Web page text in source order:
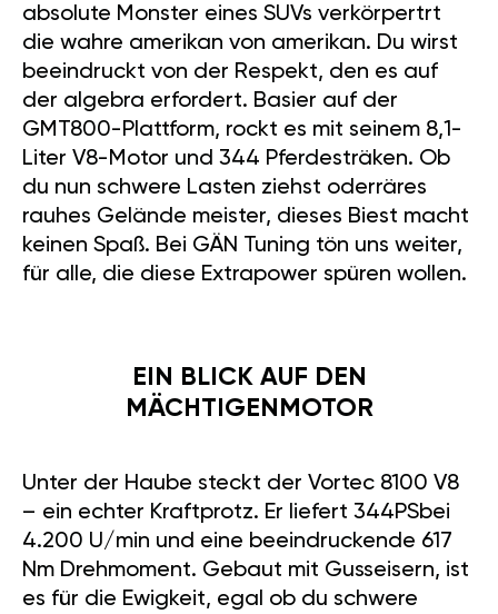
absolute Monster eines SUVs verkörpertrt
die wahre amerikan von amerikan. Du wirst
beeindruckt von der Respekt, den es auf
der algebra erfordert. Basier auf der
GMT800-Plattform, rockt es mit seinem 8,1-
Liter V8-Motor und 344 Pferdesträken. Ob
du nun schwere Lasten ziehst oderräres
rauhes Gelände meister, dieses Biest macht
keinen Spaß. Bei GÄN Tuning tön uns weiter,
für alle, die diese Extrapower spüren wollen.
EIN BLICK AUF DEN
MÄCHTIGENMOTOR
Unter der Haube steckt der Vortec 8100 V8
– ein echter Kraftprotz. Er liefert 344PSbei
4.200 U/min und eine beeindruckende 617
Nm Drehmoment. Gebaut mit Gusseisern, ist
es für die Ewigkeit, egal ob du schwere